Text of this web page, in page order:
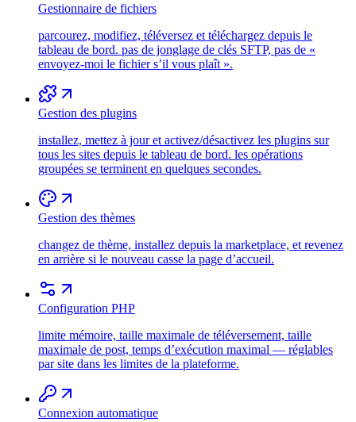
Gestionnaire de fichiers
parcourez, modifiez, téléversez et téléchargez depuis le
tableau de bord. pas de jonglage de clés SFTP, pas de «
envoyez-moi le fichier s’il vous plaît ».
Gestion des plugins
installez, mettez à jour et activez/désactivez les plugins sur
tous les sites depuis le tableau de bord. les opérations
groupées se terminent en quelques secondes.
Gestion des thèmes
changez de thème, installez depuis la marketplace, et revenez
en arrière si le nouveau casse la page d’accueil.
Configuration PHP
limite mémoire, taille maximale de téléversement, taille
maximale de post, temps d’exécution maximal — réglables
par site dans les limites de la plateforme.
Connexion automatique